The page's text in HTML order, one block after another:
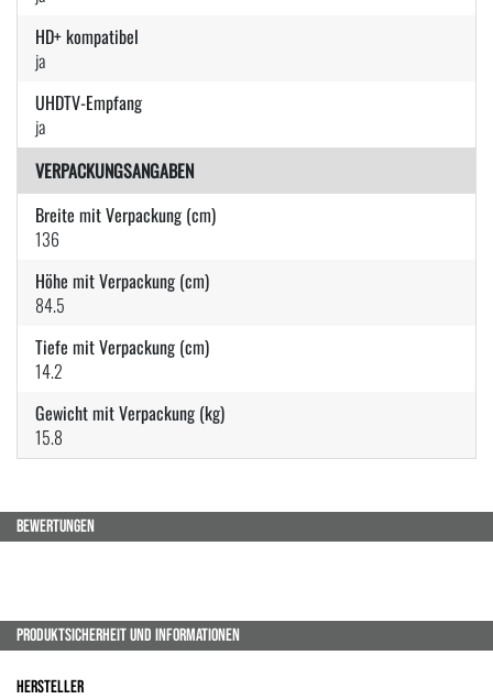
HD+ kompatibel
ja
UHDTV-Empfang
ja
VERPACKUNGSANGABEN
Breite mit Verpackung (cm)
136
Höhe mit Verpackung (cm)
84.5
Tiefe mit Verpackung (cm)
14.2
Gewicht mit Verpackung (kg)
15.8
BEWERTUNGEN
PRODUKTSICHERHEIT UND INFORMATIONEN
Hersteller